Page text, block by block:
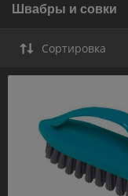
Швабры и совки
Сортировка